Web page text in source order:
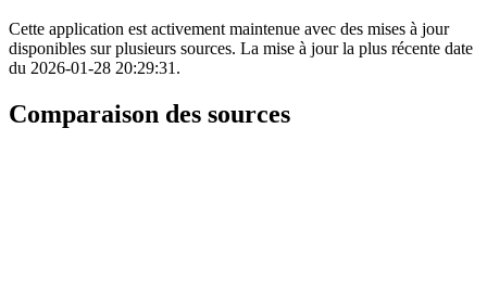
Cette application est activement maintenue avec des mises à jour
disponibles sur plusieurs sources. La mise à jour la plus récente date
du 2026-01-28 20:29:31.
Comparaison des sources